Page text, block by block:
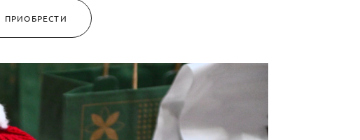
ПРИОБРЕСТИ